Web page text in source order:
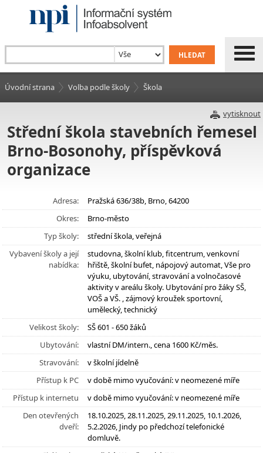
Úvodní strana Volba podle školy Škola
vytisknout
Střední škola stavebních řemesel
Brno-Bosonohy, příspěvková
organizace
Adresa:
Pražská 636/38b, Brno, 64200
Okres:
Brno-město
Typ školy:
střední škola, veřejná
Vybavení školy a její
nabídka:
studovna, školní klub, fitcentrum, venkovní
hřiště, školní bufet, nápojový automat, Vše pro
výuku, ubytování, stravování a volnočasové
aktivity v areálu školy. Ubytování pro žáky SŠ,
VOŠ a VŠ. , zájmový kroužek sportovní,
umělecký, technický
Velikost školy:
SŠ 601 - 650 žáků
Ubytování:
vlastní DM/intern., cena 1600 Kč/měs.
Stravování:
v školní jídelně
Přístup k PC
v době mimo vyučování: v neomezené míře
Přístup k internetu
v době mimo vyučování: v neomezené míře
Den otevřených
dveří:
18.10.2025, 28.11.2025, 29.11.2025, 10.1.2026,
5.2.2026, Jindy po předchozí telefonické
domluvě.